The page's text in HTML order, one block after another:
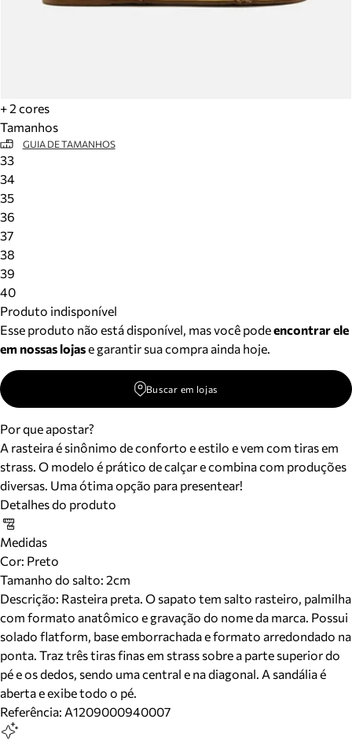
+ 2 cores
Tamanhos
GUIA DE TAMANHOS
33
34
35
36
37
38
39
40
Produto indisponível
Esse produto não está disponível, mas você podeencontrar ele
em nossas lojase garantir sua compra ainda hoje.
Buscar em lojas
Por que apostar?
A rasteira é sinônimo de conforto e estilo e vem com tiras em
strass. O modelo é prático de calçar e combina com produções
diversas. Uma ótima opção para presentear!
Detalhes do produto
Medidas
Cor: Preto
Tamanho do salto: 2cm
Descrição: Rasteira preta. O sapato tem salto rasteiro, palmilha
com formato anatômico e gravação do nome da marca. Possui
solado flatform, base emborrachada e formato arredondado na
ponta. Traz três tiras finas em strass sobre a parte superior do
pé e os dedos, sendo uma central e na diagonal. A sandália é
aberta e exibe todo o pé.
Referência: A1209000940007